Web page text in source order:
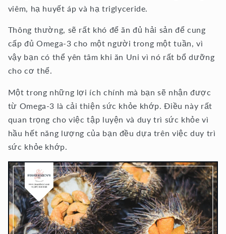
viêm, hạ huyết áp và hạ triglyceride.
Thông thường, sẽ rất khó để ăn đủ hải sản để cung
cấp đủ Omega-3 cho một người trong một tuần, vì
vậy bạn có thể yên tâm khi ăn Uni vì nó rất bổ dưỡng
cho cơ thể.
Một trong những lợi ích chính mà bạn sẽ nhận được
từ Omega-3 là cải thiện sức khỏe khớp. Điều này rất
quan trọng cho việc tập luyện và duy trì sức khỏe vì
hầu hết năng lượng của bạn đều dựa trên việc duy trì
sức khỏe khớp.